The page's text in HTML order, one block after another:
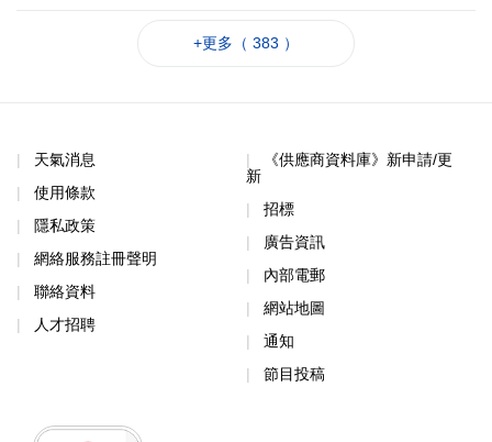
+更多（ 383 ）
天氣消息
使用條款
隱私政策
網絡服務註冊聲明
聯絡資料
人才招聘
《供應商資料庫》新申請/更
新
招標
廣告資訊
內部電郵
網站地圖
通知
節目投稿